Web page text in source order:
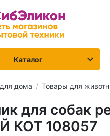
Каталог
дома Товары для
для собак
КОТ 108057